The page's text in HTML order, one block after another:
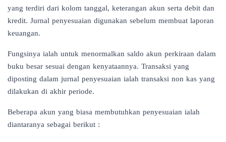
yang terdiri dari kolom tanggal, keterangan akun serta debit dan
kredit. Jurnal penyesuaian digunakan sebelum membuat laporan
keuangan.
Fungsinya ialah untuk menormalkan saldo akun perkiraan dalam
buku besar sesuai dengan kenyataannya. Transaksi yang
diposting dalam jurnal penyesuaian ialah transaksi non kas yang
dilakukan di akhir periode.
Beberapa akun yang biasa membutuhkan penyesuaian ialah
diantaranya sebagai berikut :